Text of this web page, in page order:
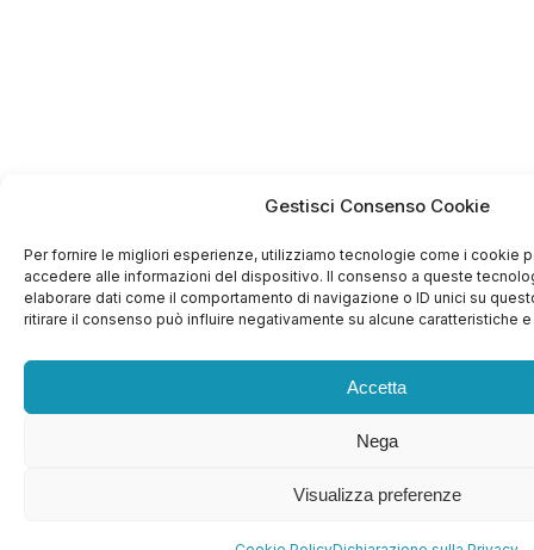
Gestisci Consenso Cookie
Per fornire le migliori esperienze, utilizziamo tecnologie come i cookie
accedere alle informazioni del dispositivo. Il consenso a queste
elaborare dati come il comportamento di navigazione o ID unici su
ritirare il consenso può influire negativamente su alcune caratteristiche
Accetta
Nega
Visualizza preferenze